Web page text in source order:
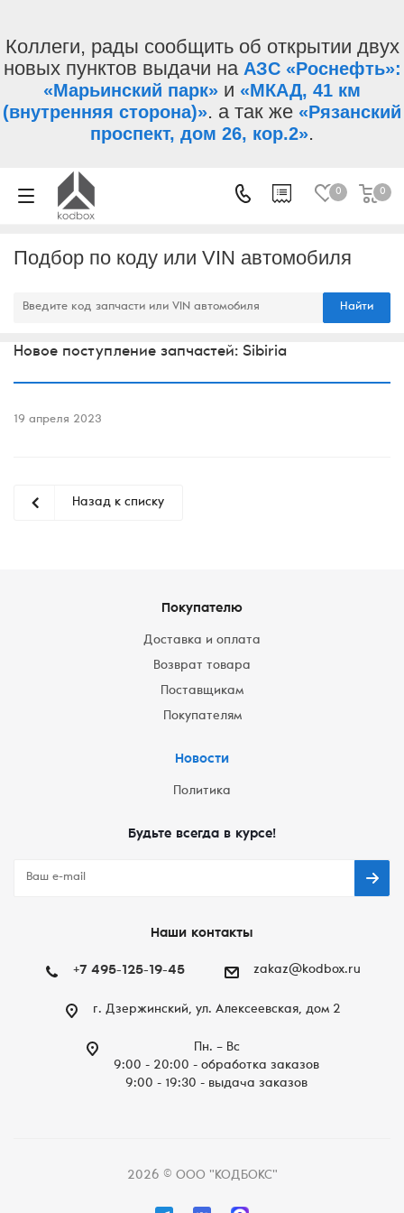
Коллеги, рады сообщить об открытии двух
новых пунктов выдачи на АЗС «Роснефть»:
«Марьинский парк» и «МКАД, 41 км
(внутренняя сторона)». а так же «Рязанский
проспект, дом 26, кор.2».
0 0
Подбор по коду или VIN автомобиля
Найти
Новое поступление запчастей: Sibiria
19 апреля 2023
Назад к списку
Покупателю
Доставка и оплата
Возврат товара
Поставщикам
Покупателям
Новости
Политика
Будьте всегда в курсе!
Наши контакты
+7 495-125-19-45 zakaz@kodbox.ru
г. Дзержинский, ул. Алексеевская, дом 2
Пн. – Вc
9:00 - 20:00 - обработка заказов
9:00 - 19:30 - выдача заказов
2026 © ООО "КОДБОКС"